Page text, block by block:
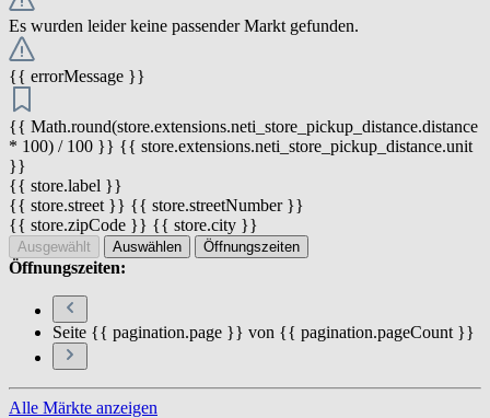
Es wurden leider keine passender Markt gefunden.
{{ errorMessage }}
{{ Math.round(store.extensions.neti_store_pickup_distance.distance
* 100) / 100 }} {{ store.extensions.neti_store_pickup_distance.unit
}}
{{ store.label }}
{{ store.street }} {{ store.streetNumber }}
{{ store.zipCode }} {{ store.city }}
Ausgewählt Auswählen Öffnungszeiten
Öffnungszeiten:
Seite {{ pagination.page }} von {{ pagination.pageCount }}
Alle Märkte anzeigen